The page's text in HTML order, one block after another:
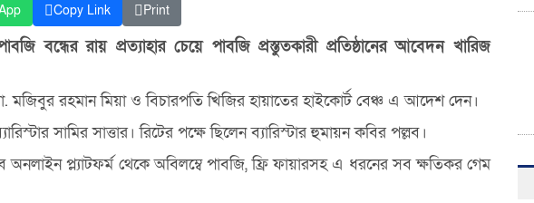
Copy Link Print
বন্ধের রায় প্রত্যাহার চেয়ে পাবজি প্রস্তুতকারী প্রতিষ্ঠানের আবেদন খারিজ
মজিবুর রহমান মিয়া ও বিচারপতি খিজির হায়াতের হাইকোর্ট বেঞ্চ এ আদেশ দেন।
সামির সাত্তার। রিটের পক্ষে ছিলেন ব্যারিস্টার হুমায়ন কবির পল্লব।
প্ল্যাটফর্ম থেকে অবিলম্বে পাবজি, ফ্রি ফায়ারসহ এ ধরনের সব ক্ষতিকর গেম